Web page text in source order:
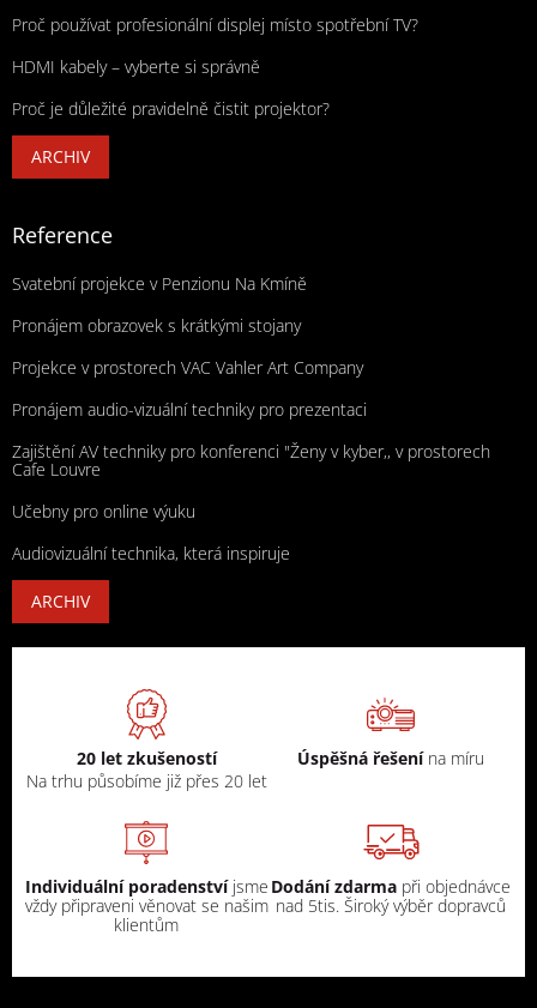
Proč používat profesionální displej místo spotřební TV?
HDMI kabely – vyberte si správně
Proč je důležité pravidelně čistit projektor?
ARCHIV
Reference
Svatební projekce v Penzionu Na Kmíně
Pronájem obrazovek s krátkými stojany
Projekce v prostorech VAC Vahler Art Company
Pronájem audio-vizuální techniky pro prezentaci
Zajištění AV techniky pro konferenci "Ženy v kyber,, v prostorech
Cafe Louvre
Učebny pro online výuku
Audiovizuální technika, která inspiruje
ARCHIV
20 let zkušeností
Na trhu působíme již přes 20 let
Úspěšná řešení na míru
Individuální poradenstvíjsme
vždy připraveni věnovat se našim
klientům
Dodání zdarma při objednávce
nad 5tis. Široký výběr dopravců